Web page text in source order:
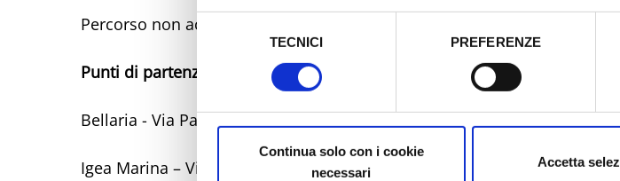
sicurezza a Tutela dei navigatori, che abbiamo valutato essere
Selezione
TECNICI PREFERENZE
Continua solo con i cookie
necessari
Accetta
Percorso non accessibile a persone con mobilità ridotta.
Punti di partenza
Bellaria - Via Panzini 50, fermata 46
Igea Marina – Via Pinzon 192, fermata 40